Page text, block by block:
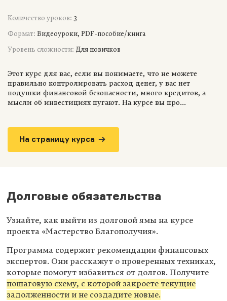
Количество уроков: 3
Формат: Видеоуроки, PDF-пособие/книга
Уровень сложности: Для новичков
Этот курс для вас, если вы понимаете, что не можете
правильно контролировать расход денег, у вас нет
подушки финансовой безопасности, много кредитов, а
мысли об инвестициях пугают. На курсе вы про...
На страницу курса
Долговые обязательства
Узнайте, как выйти из долговой ямы на курсе
проекта «Мастерство Благополучия».
Программа содержит рекомендации финансовых
экспертов. Они расскажут о проверенных техниках,
которые помогут избавиться от долгов. Получите
пошаговую схему, с которой закроете текущие
задолженности и не создадите новые.